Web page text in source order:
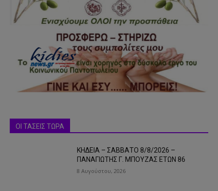
ΟΙ ΤΑΣΕΙΣ ΤΩΡΑ
ΚΗΔΕΙΑ – ΣΑΒΒΑΤΟ 8/8/2026 –
ΠΑΝΑΓΙΩΤΗΣ Γ. ΜΠΟΥΖΑΣ ΕΤΩΝ 86
8 Αυγούστου, 2026